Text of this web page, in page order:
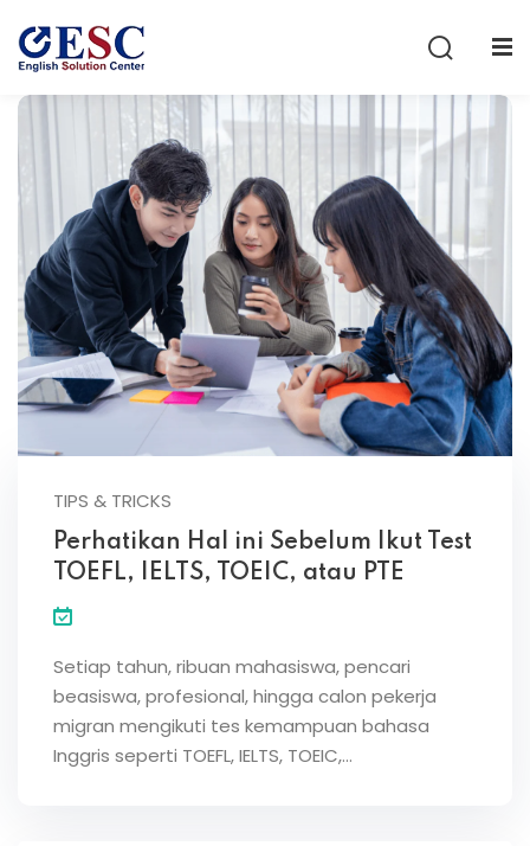
TIPS & TRICKS
Perhatikan Hal ini Sebelum Ikut Test
TOEFL, IELTS, TOEIC, atau PTE
Setiap tahun, ribuan mahasiswa, pencari
beasiswa, profesional, hingga calon pekerja
migran mengikuti tes kemampuan bahasa
Inggris seperti TOEFL, IELTS, TOEIC,…
Sign in
Don’t have an account?
Remember me Lost your password?